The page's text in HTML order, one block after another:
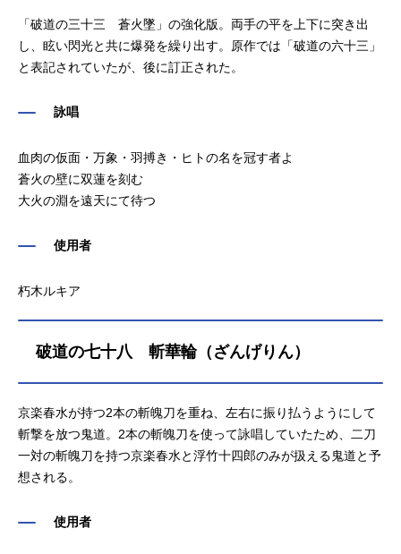
「破道の三十三 蒼火墜」の強化版。両手の平を上下に突き出
し、眩い閃光と共に爆発を繰り出す。原作では「破道の六十三」
と表記されていたが、後に訂正された。
詠唱
血肉の仮面・万象・羽搏き・ヒトの名を冠す者よ
蒼火の壁に双蓮を刻む
大火の淵を遠天にて待つ
使用者
朽木ルキア
破道の七十八 斬華輪（ざんげりん）
京楽春水が持つ2本の斬魄刀を重ね、左右に振り払うようにして
斬撃を放つ鬼道。2本の斬魄刀を使って詠唱していたため、二刀
一対の斬魄刀を持つ京楽春水と浮竹十四郎のみが扱える鬼道と予
想される。
使用者